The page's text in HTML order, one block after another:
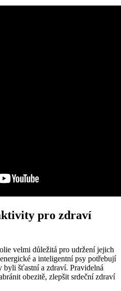
pro zdraví
velmi důležitá pro udržení jejich
a inteligentní psy potřebují
byli šťastní a zdraví. Pravidelná
obezitě, zlepšit srdeční zdraví